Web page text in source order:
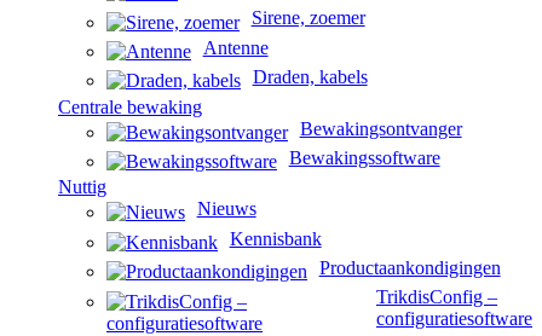
Sirene, zoemer
Antenne
Draden, kabels
Centrale bewaking
Bewakingsontvanger
Bewakingssoftware
Nuttig
Nieuws
Kennisbank
Productaankondigingen
TrikdisConfig –
configuratiesoftware